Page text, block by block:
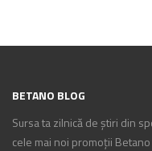
BETANO BLOG
Sursa ta zilnică de știri din
cele mai noi promoții Betano